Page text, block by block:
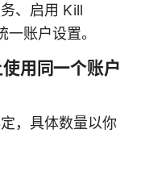
、启用 Kill
账户设置。
用同一个账户
，具体数量以你